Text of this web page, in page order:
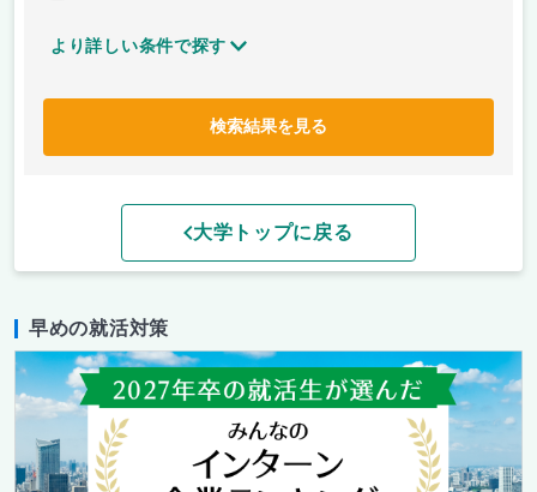
より詳しい条件で探す
検索結果を見る
大学トップに戻る
早めの就活対策